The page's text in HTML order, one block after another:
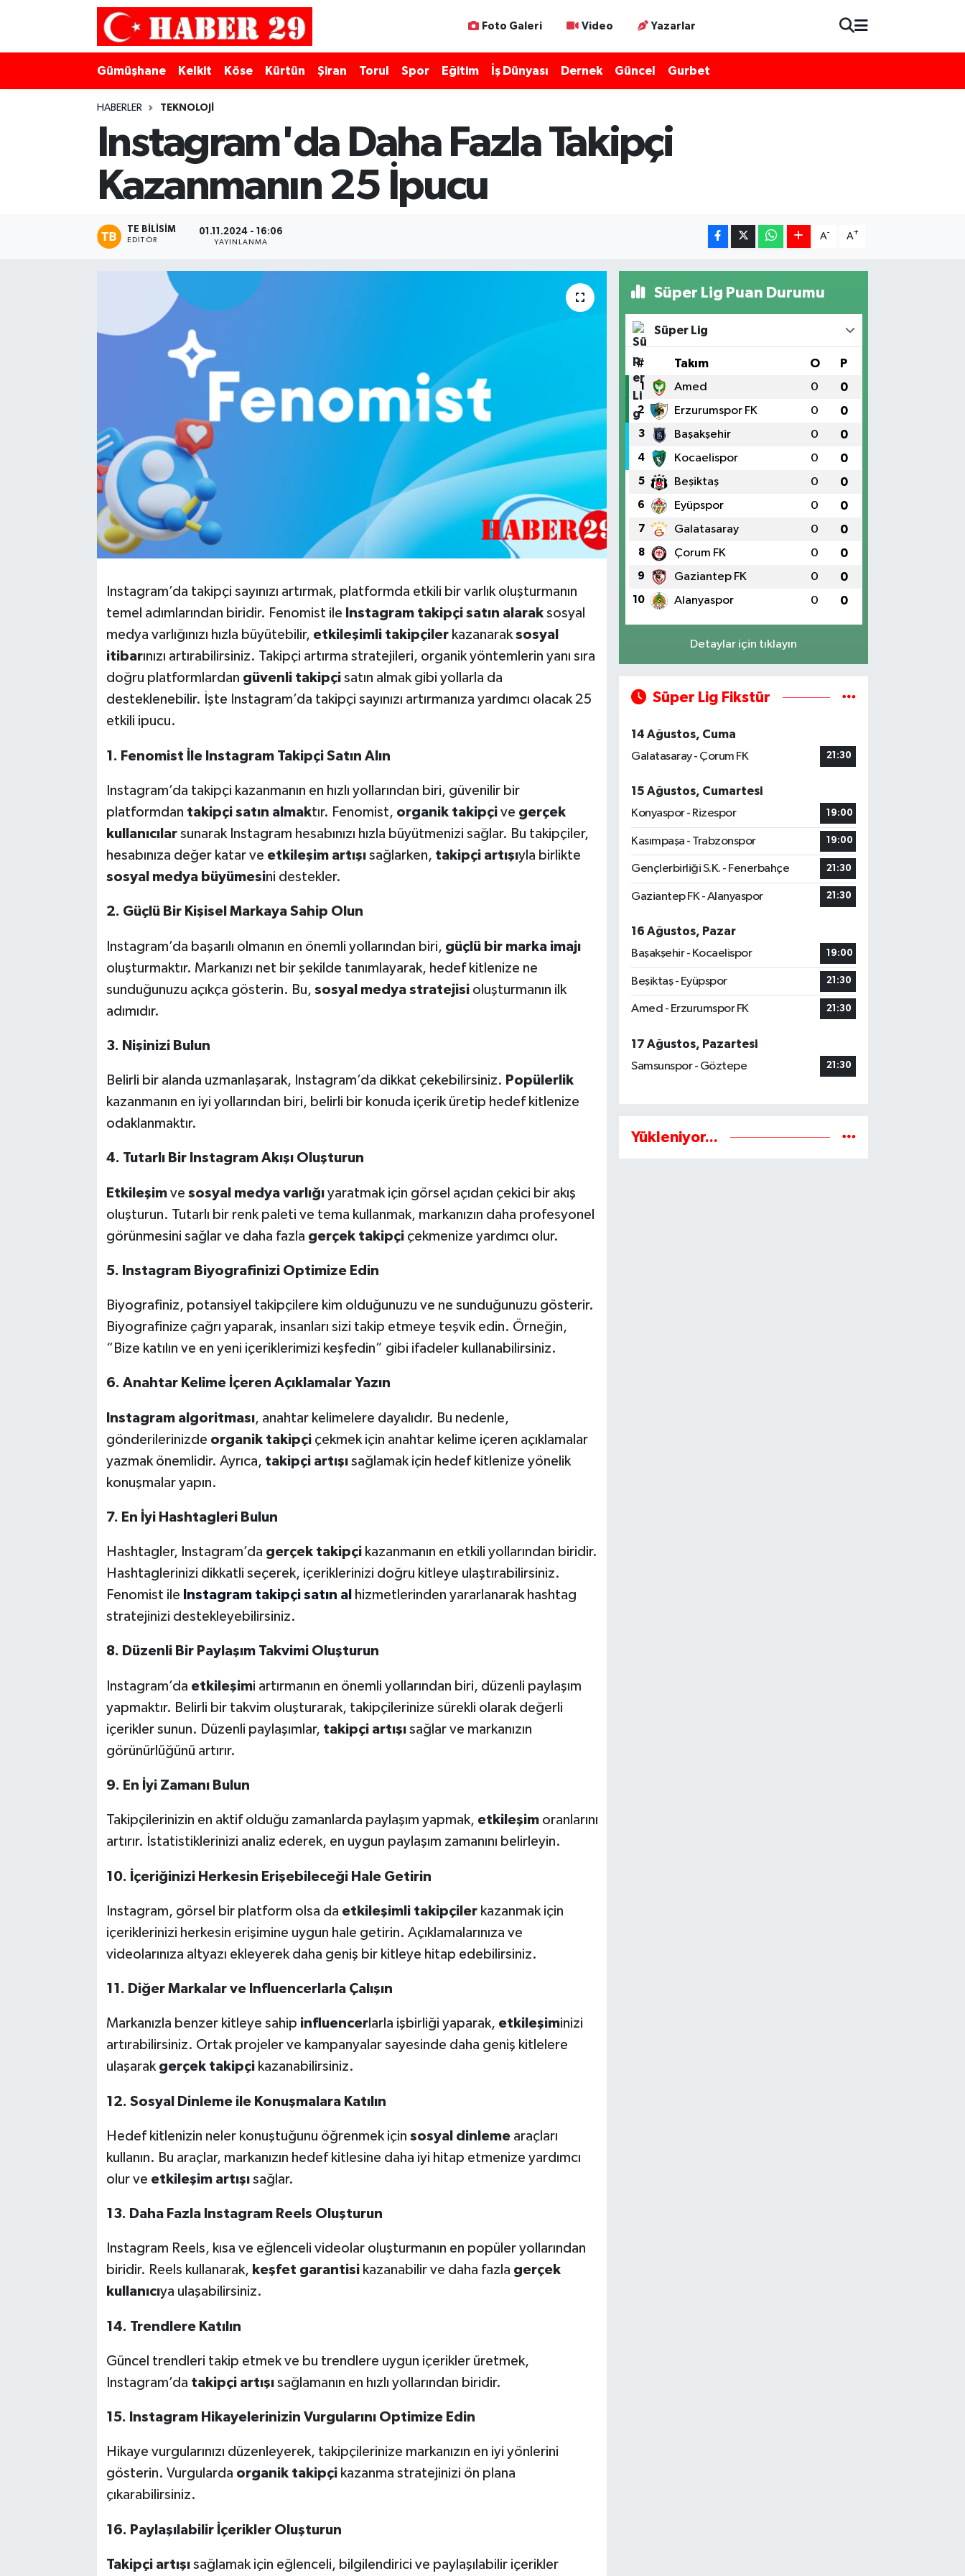
Foto Galeri Video Yazarlar
Gümüşhane Kelkit Köse Kürtün Şiran Torul Spor Eğitim İş Dünyası Dernek Güncel Gurbet
HABERLER TEKNOLOJI
Instagram'da Daha Fazla Takipçi
Kazanmanın 25 İpucu
TE BILISIM
EDITÖR
01.11.2024 - 16:06
YAYINLANMA
A- A+
Instagram’da takipçi sayınızı artırmak, platformda etkili bir varlık oluşturmanın
temel adımlarından biridir. Fenomist ile Instagram takipçi satın alaraksosyal
medya varlığınızı hızla büyütebilir, etkileşimli takipçilerkazanaraksosyal
itibarınızı artırabilirsiniz. Takipçi artırma stratejileri, organik yöntemlerin yanı sıra
doğru platformlardan güvenli takipçisatın almak gibi yollarla da
desteklenebilir. İşte Instagram’da takipçi sayınızı artırmanıza yardımcı olacak 25
etkili ipucu.
1. Fenomist İle Instagram Takipçi Satın Alın
Instagram’da takipçi kazanmanın en hızlı yollarından biri, güvenilir bir
platformdan takipçi satın almaktır. Fenomist, organik takipçive gerçek
kullanıcılarsunarak Instagram hesabınızı hızla büyütmenizi sağlar. Bu takipçiler,
hesabınıza değer katar ve etkileşim artışısağlarken, takipçi artışıyla birlikte
sosyal medya büyümesini destekler.
2. Güçlü Bir Kişisel Markaya Sahip Olun
Instagram’da başarılı olmanın en önemli yollarından biri, güçlü bir marka imajı
oluşturmaktır. Markanızı net bir şekilde tanımlayarak, hedef kitlenize ne
sunduğunuzu açıkça gösterin. Bu, sosyal medya stratejisioluşturmanın ilk
adımıdır.
3. Nişinizi Bulun
Belirli bir alanda uzmanlaşarak, Instagram’da dikkat çekebilirsiniz. Popülerlik
kazanmanın en iyi yollarından biri, belirli bir konuda içerik üretip hedef kitlenize
odaklanmaktır.
4. Tutarlı Bir Instagram Akışı Oluşturun
Etkileşimve sosyal medya varlığıyaratmak için görsel açıdan çekici bir akış
oluşturun. Tutarlı bir renk paleti ve tema kullanmak, markanızın daha profesyonel
görünmesini sağlar ve daha fazla gerçek takipçiçekmenize yardımcı olur.
5. Instagram Biyografinizi Optimize Edin
Biyografiniz, potansiyel takipçilere kim olduğunuzu ve ne sunduğunuzu gösterir.
Biyografinize çağrı yaparak, insanları sizi takip etmeye teşvik edin. Örneğin,
“Bize katılın ve en yeni içeriklerimizi keşfedin” gibi ifadeler kullanabilirsiniz.
6. Anahtar Kelime İçeren Açıklamalar Yazın
Instagram algoritması, anahtar kelimelere dayalıdır. Bu nedenle,
gönderilerinizde organik takipçiçekmek için anahtar kelime içeren açıklamalar
yazmak önemlidir. Ayrıca, takipçi artışısağlamak için hedef kitlenize yönelik
konuşmalar yapın.
7. En İyi Hashtagleri Bulun
Hashtagler, Instagram’da gerçek takipçikazanmanın en etkili yollarından biridir.
Hashtaglerinizi dikkatli seçerek, içeriklerinizi doğru kitleye ulaştırabilirsiniz.
Fenomist ile Instagram takipçi satın al hizmetlerinden yararlanarak hashtag
stratejinizi destekleyebilirsiniz.
8. Düzenli Bir Paylaşım Takvimi Oluşturun
Instagram’da etkileşimi artırmanın en önemli yollarından biri, düzenli paylaşım
yapmaktır. Belirli bir takvim oluşturarak, takipçilerinize sürekli olarak değerli
içerikler sunun. Düzenli paylaşımlar, takipçi artışısağlar ve markanızın
görünürlüğünü artırır.
9. En İyi Zamanı Bulun
Takipçilerinizin en aktif olduğu zamanlarda paylaşım yapmak, etkileşimoranlarını
artırır. İstatistiklerinizi analiz ederek, en uygun paylaşım zamanını belirleyin.
10. İçeriğinizi Herkesin Erişebileceği Hale Getirin
Instagram, görsel bir platform olsa da etkileşimli takipçilerkazanmak için
içeriklerinizi herkesin erişimine uygun hale getirin. Açıklamalarınıza ve
videolarınıza altyazı ekleyerek daha geniş bir kitleye hitap edebilirsiniz.
11. Diğer Markalar ve Influencerlarla Çalışın
Markanızla benzer kitleye sahip influencerlarla işbirliği yaparak, etkileşiminizi
artırabilirsiniz. Ortak projeler ve kampanyalar sayesinde daha geniş kitlelere
ulaşarak gerçek takipçikazanabilirsiniz.
12. Sosyal Dinleme ile Konuşmalara Katılın
Hedef kitlenizin neler konuştuğunu öğrenmek için sosyal dinlemearaçları
kullanın. Bu araçlar, markanızın hedef kitlesine daha iyi hitap etmenize yardımcı
olur ve etkileşim artışısağlar.
13. Daha Fazla Instagram Reels Oluşturun
Instagram Reels, kısa ve eğlenceli videolar oluşturmanın en popüler yollarından
biridir. Reels kullanarak, keşfet garantisikazanabilir ve daha fazla gerçek
kullanıcıya ulaşabilirsiniz.
14. Trendlere Katılın
Güncel trendleri takip etmek ve bu trendlere uygun içerikler üretmek,
Instagram’da takipçi artışısağlamanın en hızlı yollarından biridir.
15. Instagram Hikayelerinizin Vurgularını Optimize Edin
Hikaye vurgularınızı düzenleyerek, takipçilerinize markanızın en iyi yönlerini
gösterin. Vurgularda organik takipçikazanma stratejinizi ön plana
çıkarabilirsiniz.
16. Paylaşılabilir İçerikler Oluşturun
Takipçi artışısağlamak için eğlenceli, bilgilendirici ve paylaşılabilir içerikler
Süper Lig Puan Durumu
Süper Lig
# Takım O P
1 Amed 0 0
2 Erzurumspor FK 0 0
3 Başakşehir 0 0
4 Kocaelispor 0 0
5 Beşiktaş 0 0
6 Eyüpspor 0 0
7 Galatasaray 0 0
8 Çorum FK 0 0
9 Gaziantep FK 0 0
10 Alanyaspor 0 0
Detaylar için tıklayın
Süper Lig Fikstür
14 Ağustos, Cuma
Galatasaray - Çorum FK
21:30
15 Ağustos, Cumartesi
Konyaspor - Rizespor
19:00
Kasımpaşa - Trabzonspor 19:00
Gençlerbirliği S.K. - Fenerbahçe 21:30
Gaziantep FK - Alanyaspor 21:30
16 Ağustos, Pazar
Başakşehir - Kocaelispor
19:00
Beşiktaş - Eyüpspor 21:30
Amed - Erzurumspor FK 21:30
17 Ağustos, Pazartesi
Samsunspor - Göztepe
21:30
Yükleniyor...
Merkez Hava Durumu
Merkez Trafik Yoğunluk Haritası
Süper Lig Puan Durumu ve Fikstür
Son Dakika Haberleri
Haber Arşivi